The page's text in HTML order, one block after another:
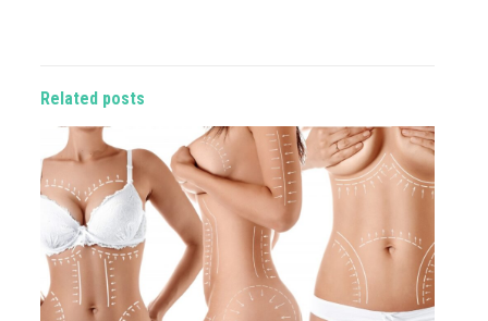
Related posts